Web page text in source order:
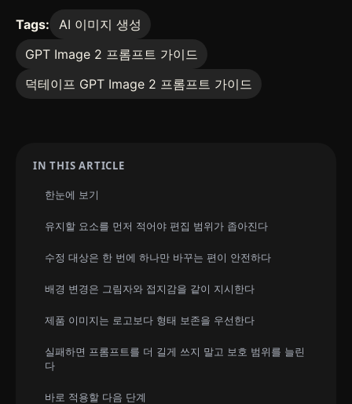
Tags:
AI 이미지 생성
GPT Image 2 프롬프트 가이드
덕테이프 GPT Image 2 프롬프트 가이드
IN THIS ARTICLE
한눈에 보기
유지할 요소를 먼저 적어야 편집 범위가 좁아진다
수정 대상은 한 번에 하나만 바꾸는 편이 안전하다
배경 변경은 그림자와 접지감을 같이 지시한다
제품 이미지는 로고보다 형태 보존을 우선한다
실패하면 프롬프트를 더 길게 쓰지 말고 보호 범위를 늘린
다
바로 적용할 다음 단계